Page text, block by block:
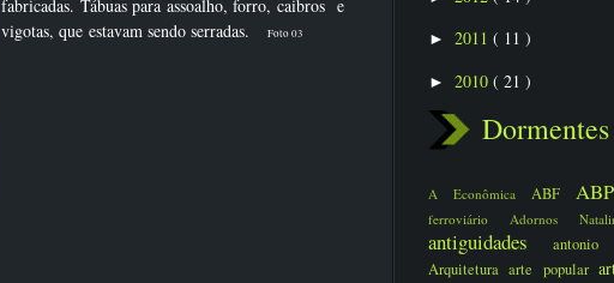
fabricadas. Tábuas para assoalho, forro, caibros e
vigotas, que estavam sendo serradas.
Foto 03 ► 2011 ( 11 )
► 2010 ( 21 )
Dormentes
A Econômica ABF
ferroviário Adornos
antiguidades
Arquiteturaarte popular